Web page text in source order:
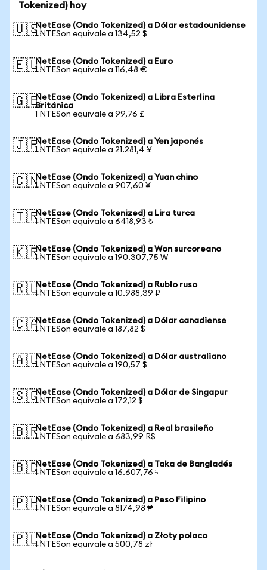
Tokenized) hoy
🇺🇸NetEase (Ondo Tokenized) a Dólar estadounidense
1 NTESon equivale a 134,52 $
🇪🇺NetEase (Ondo Tokenized) a Euro
1 NTESon equivale a 116,48 €
🇬🇧NetEase (Ondo Tokenized) a Libra Esterlina
Británica
1 NTESon equivale a 99,76 £
🇯🇵NetEase (Ondo Tokenized) a Yen japonés
1 NTESon equivale a 21.281,4 ¥
🇨🇳NetEase (Ondo Tokenized) a Yuan chino
1 NTESon equivale a 907,60 ¥
🇹🇷NetEase (Ondo Tokenized) a Lira turca
1 NTESon equivale a 6418,93 ₺
🇰🇷NetEase (Ondo Tokenized) a Won surcoreano
1 NTESon equivale a 190.307,75 ₩
🇷🇺NetEase (Ondo Tokenized) a Rublo ruso
1 NTESon equivale a 10.988,39 ₽
🇨🇦NetEase (Ondo Tokenized) a Dólar canadiense
1 NTESon equivale a 187,82 $
🇦🇺NetEase (Ondo Tokenized) a Dólar australiano
1 NTESon equivale a 190,57 $
🇸🇬NetEase (Ondo Tokenized) a Dólar de Singapur
1 NTESon equivale a 172,12 $
🇧🇷NetEase (Ondo Tokenized) a Real brasileño
1 NTESon equivale a 683,99 R$
🇧🇩NetEase (Ondo Tokenized) a Taka de Bangladés
1 NTESon equivale a 16.607,76 ৳
🇵🇭NetEase (Ondo Tokenized) a Peso Filipino
1 NTESon equivale a 8174,98 ₱
🇵🇱NetEase (Ondo Tokenized) a Złoty polaco
1 NTESon equivale a 500,78 zł